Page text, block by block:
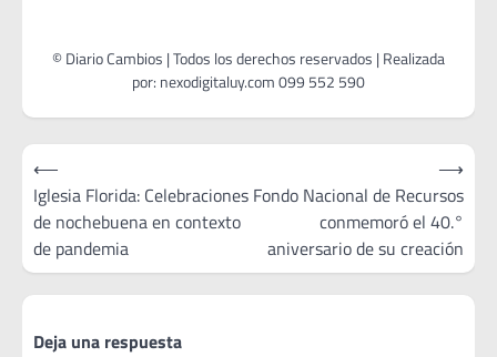
Navegación
de
entradas
⟵
Iglesia Florida: Celebraciones
de nochebuena en contexto
de pandemia
Fondo Nacional de Recursos
conmemoró el 40.°
aniversario de su creación
⟶
Deja una respuesta